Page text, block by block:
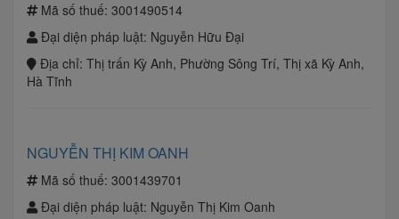
Mã số thuế: 3001490514
Đại diện pháp luật: Nguyễn Hữu Đại
Địa chỉ: Thị trấn Kỳ Anh, Phường Sông Trí, Thị xã Kỳ Anh,
Hà Tĩnh
NGUYỄN THỊ KIM OANH
Mã số thuế: 3001439701
Đại diện pháp luật: Nguyễn Thị Kim Oanh